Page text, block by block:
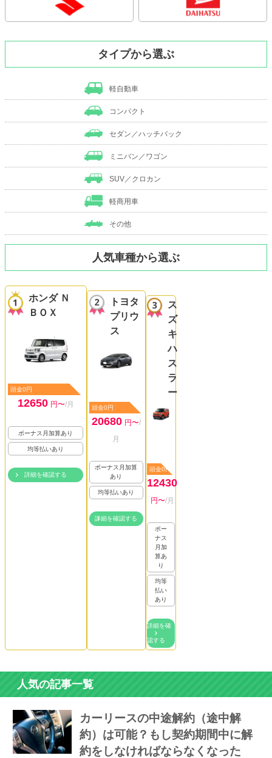
タイプから選ぶ
軽自動車
コンパクト
セダン／ハッチバック
ミニバン／ワゴン
SUV／クロカン
軽商用車
その他
人気車種から選ぶ
ホンダ Ｎ
ＢＯＸ
頭金0円
12650 円〜/月
ボーナス月加算あり
均等払いあり
詳細を確認する
トヨタ
プリウ
ス
頭金0円
20680 円〜/
月
ボーナス月加算
あり
均等払いあり
詳細を確認する
ス
ズ
キ
ハ
ス
ラ
ー
頭金0円
12430
円〜/月
ボー
ナス
月加
算あ
り
均等
払い
あり
詳細を確
認する
人気の記事一覧
カーリースの中途解約（途中解
約）は可能？もし契約期間中に解
約をしなければならなくなった